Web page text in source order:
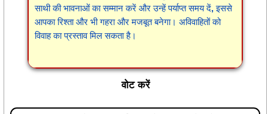
साथी की भावनाओं का सम्मान करें और उन्हें पर्याप्त समय दें, इससे
आपका रिश्ता और भी गहरा और मजबूत बनेगा। अविवाहितों को
विवाह का प्रस्ताव मिल सकता है।
वोट करें